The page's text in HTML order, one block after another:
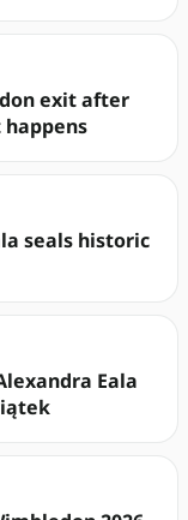
exit after
seals historic
Eala